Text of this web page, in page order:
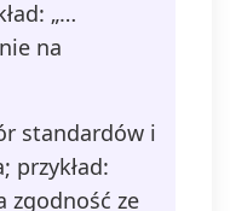
„…
na
standardów i
przykład:
zgodność ze